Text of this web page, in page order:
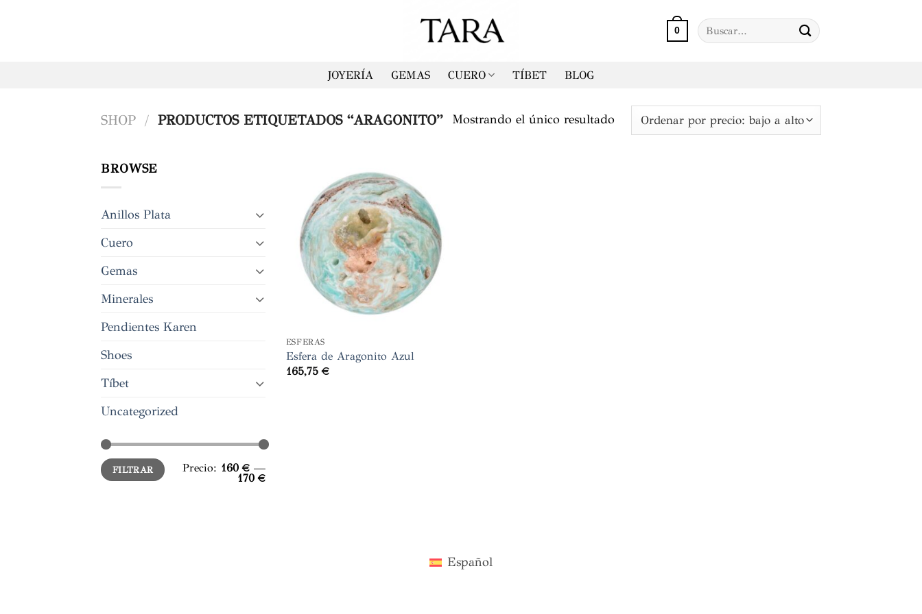
0
Buscar
por:
JOYERÍA GEMAS CUERO TÍBET BLOG
SHOP / PRODUCTOS ETIQUETADOS “ARAGONITO” Mostrando el único resultado
BROWSE
Anillos Plata
Cuero
Gemas
Minerales
Pendientes Karen
Shoes
Tíbet
Uncategorized
Precio
mínimo
Precio
máximo
FILTRAR Precio: 160 € —
170 €
ESFERAS
Esfera de Aragonito Azul
165,75 €
Español